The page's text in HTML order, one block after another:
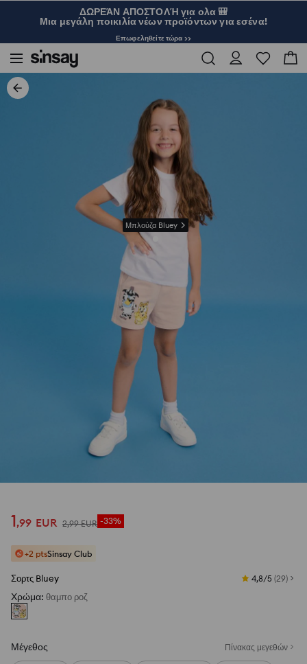
ΔΩΡΕΆΝ ΑΠΟΣΤΟΛΉ για ολα 🎒
Μια μεγάλη ποικιλία νέων προϊόντων για εσένα!
Επωφεληθείτε τώρα >>
Μπλούζα Bluey
1,99 EUR 2,99 EUR -33%
+2 ptsSinsay Club
Σορτς Bluey 4,8/5 (29)
Χρώμα: θαμπο ροζ
Μέγεθος Πίνακας μεγεθών